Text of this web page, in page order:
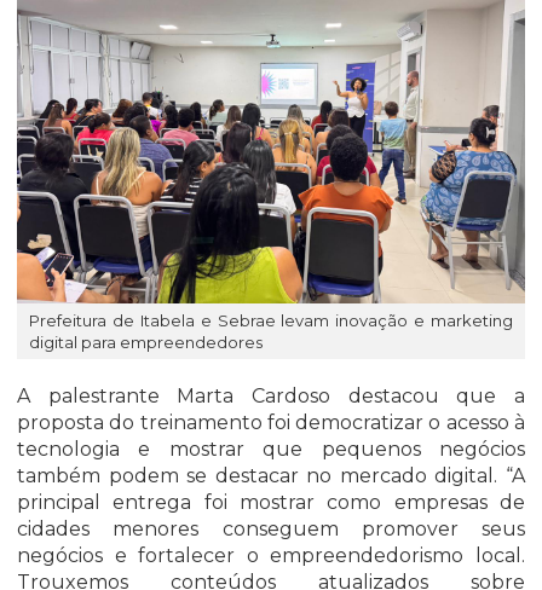
Prefeitura de Itabela e Sebrae levam inovação e marketing
digital para empreendedores
A palestrante Marta Cardoso destacou que a
proposta do treinamento foi democratizar o acesso à
tecnologia e mostrar que pequenos negócios
também podem se destacar no mercado digital. “A
principal entrega foi mostrar como empresas de
cidades menores conseguem promover seus
negócios e fortalecer o empreendedorismo local.
Trouxemos conteúdos atualizados sobre